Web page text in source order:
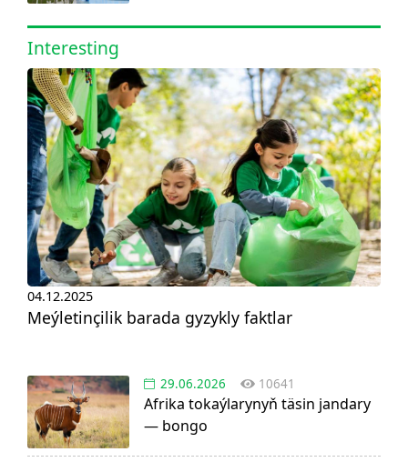
Interesting
04.12.2025
Meýletinçilik barada gyzykly faktlar
29.06.2026 10641
Afrika tokaýlarynyň täsin jandary
— bongo